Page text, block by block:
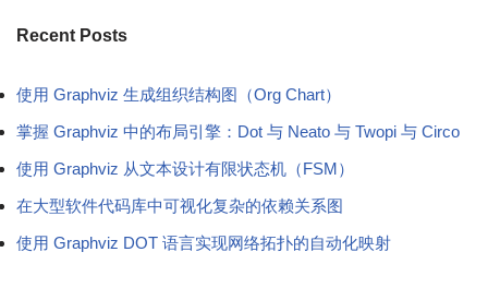
Recent Posts
使用 Graphviz 生成组织结构图（Org Chart）
掌握 Graphviz 中的布局引擎：Dot 与 Neato 与 Twopi 与 Circo
使用 Graphviz 从文本设计有限状态机（FSM）
在大型软件代码库中可视化复杂的依赖关系图
使用 Graphviz DOT 语言实现网络拓扑的自动化映射